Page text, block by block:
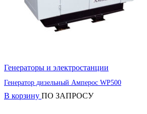
Генераторы и электростанции
Генератор дизельный Амперос WP500
В корзину ПО ЗАПРОСУ